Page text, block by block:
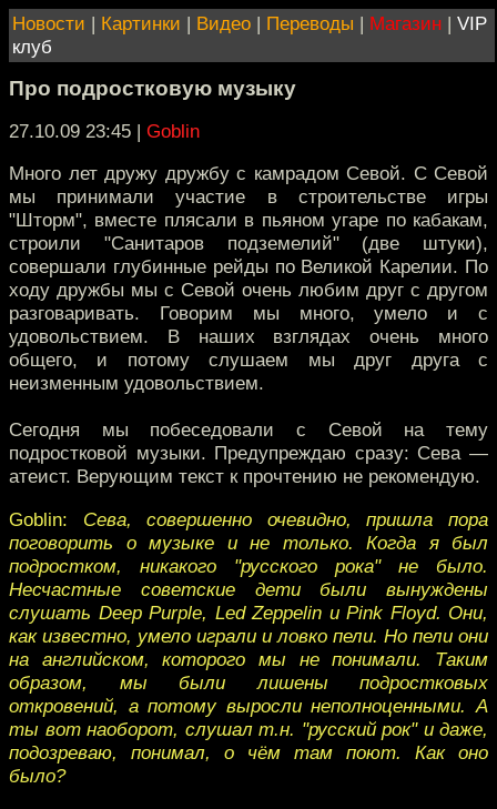
Новости | Картинки | Видео | Переводы | Магазин | VIP
клуб
Про подростковую музыку
27.10.09 23:45 | Goblin
Много лет дружу дружбу с камрадом Севой. С Севой
мы принимали участие в строительстве игры
"Шторм", вместе плясали в пьяном угаре по кабакам,
строили "Санитаров подземелий" (две штуки),
совершали глубинные рейды по Великой Карелии. По
ходу дружбы мы с Севой очень любим друг с другом
разговаривать. Говорим мы много, умело и с
удовольствием. В наших взглядах очень много
общего, и потому слушаем мы друг друга с
неизменным удовольствием.
Сегодня мы побеседовали с Севой на тему
подростковой музыки. Предупреждаю сразу: Сева —
атеист. Верующим текст к прочтению не рекомендую.
Goblin: Сева, совершенно очевидно, пришла пора
поговорить о музыке и не только. Когда я был
подростком, никакого "русского рока" не было.
Несчастные советские дети были вынуждены
слушать Deep Purple, Led Zeppelin и Pink Floyd. Они,
как известно, умело играли и ловко пели. Но пели они
на английском, которого мы не понимали. Таким
образом, мы были лишены подростковых
откровений, а потому выросли неполноценными. А
ты вот наоборот, слушал т.н. "русский рок" и даже,
подозреваю, понимал, о чём там поют. Как оно
было?